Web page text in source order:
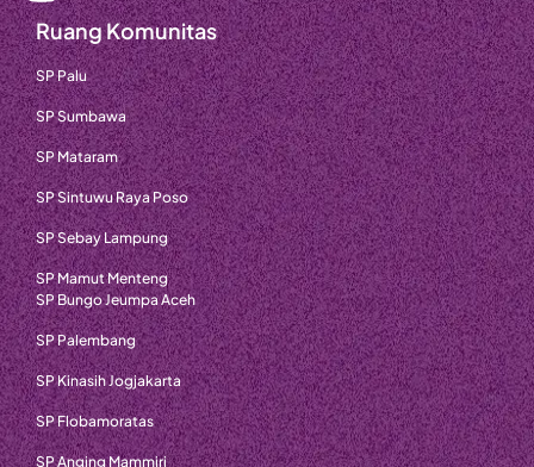
Ruang Komunitas
SP Palu
SP Sumbawa
SP Mataram
SP Sintuwu Raya Poso
SP Sebay Lampung
SP Mamut Menteng
SP Bungo Jeumpa Aceh
SP Palembang
SP Kinasih Jogjakarta
SP Flobamoratas
SP Anging Mammiri